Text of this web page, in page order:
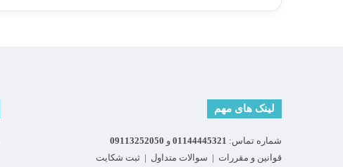
لینک های مهم
شماره تماس: 01144445321 و 09113252050
قوانین و مقررات | سوالات متداول | ثبت شکایت